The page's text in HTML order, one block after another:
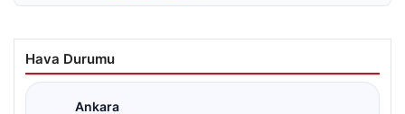
Hava Durumu
Ankara